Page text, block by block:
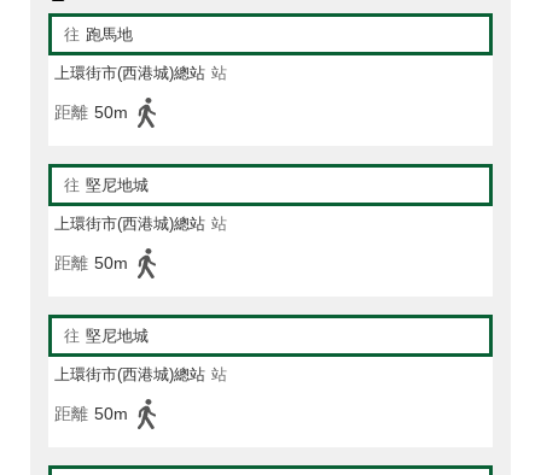
往 跑馬地
上環街市(西港城)總站 站
距離 50m
往 堅尼地城
上環街市(西港城)總站 站
距離 50m
往 堅尼地城
上環街市(西港城)總站 站
距離 50m